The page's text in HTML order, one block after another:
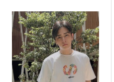
¥6,600
–
¥7,200